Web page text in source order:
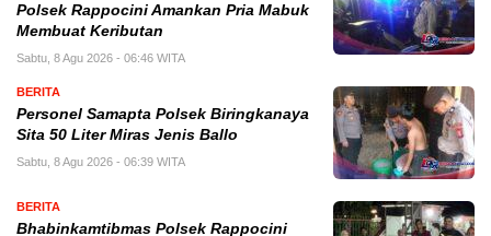
Polsek Rappocini Amankan Pria Mabuk
Membuat Keributan
Sabtu, 8 Agu 2026 - 06:46 WITA
BERITA
Personel Samapta Polsek Biringkanaya
Sita 50 Liter Miras Jenis Ballo
Sabtu, 8 Agu 2026 - 06:39 WITA
BERITA
Bhabinkamtibmas Polsek Rappocini